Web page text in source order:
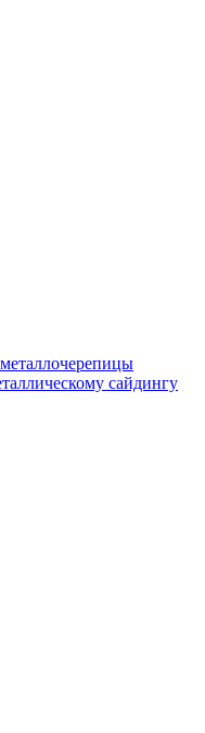
сайдингу